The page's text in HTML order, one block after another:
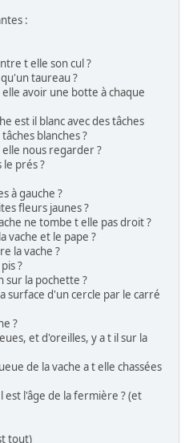
:
t elle son cul ?
taureau ?
avoir une botte à chaque
est il blanc avec des tâches
blanches ?
nous regarder ?
prés ?
à gauche ?
fleurs jaunes ?
ne tombe t elle pas droit ?
vache et le pape ?
la vache ?
?
sur la pochette ?
surface d'un cercle par le carré
?
et d'oreilles, y a t il sur la
de la vache a t elle chassées
l'âge de la fermière ? (et
tout)